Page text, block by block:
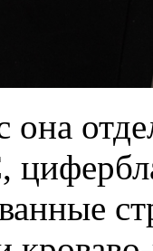
она